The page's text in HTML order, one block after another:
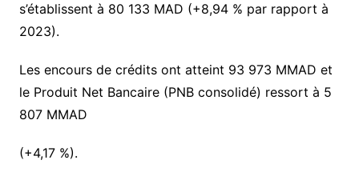
s’établissent à 80 133 MAD (+8,94 % par rapport à
2023).
Les encours de crédits ont atteint 93 973 MMAD et
le Produit Net Bancaire (PNB consolidé) ressort à 5
807 MMAD
(+4,17 %).